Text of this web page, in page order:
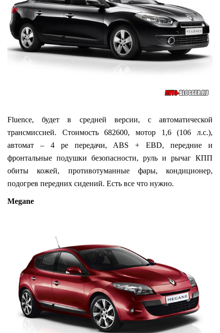
Fluence, будет в средней версии, с автоматической
трансмиссией. Стоимость 682600, мотор 1,6 (106 л.с.),
автомат – 4 ре передачи, ABS + EBD, передние и
фронтальные подушки безопасности, руль и рычаг КПП
обиты кожей, противотуманные фары, кондиционер,
подогрев передних сидений. Есть все что нужно.
Megane